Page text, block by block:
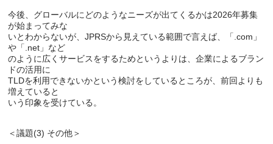
今後、グローバルにどのようなニーズが出てくるかは2026年募集
が始まってみな
いとわからないが、JPRSから見えている範囲で言えば、「.com」
や「.net」など
のように広くサービスをするためというよりは、企業によるブラン
ドの活用に
TLDを利用できないかという検討をしているところが、前回よりも
増えていると
いう印象を受けている。
＜議題(3) その他＞